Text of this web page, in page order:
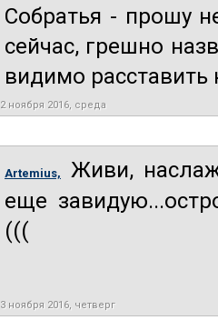
Собратья - прошу
сейчас, грешно
видимо расставить
2 ноября 2016, среда
Artemius,
Живи,
еще
(((
3 ноября 2016, четверг